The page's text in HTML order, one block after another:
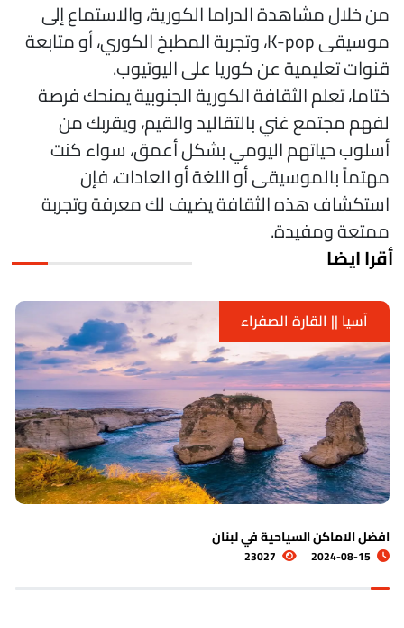
خلال مشاهدة الدراما الكورية، والاستماع إلى
موسيقى K-pop، وتجربة المطبخ الكوري، أو متابعة
تعليمية عن كوريا على اليوتيوب.
تعلم الثقافة الكورية الجنوبية يمنحك فرصة
مجتمع غني بالتقاليد والقيم، ويقربك من
حياتهم اليومي بشكل أعمق، سواء كنت
بالموسيقى أو اللغة أو العادات، فإن
هذه الثقافة يضيف لك معرفة وتجربة
ومفيدة.
ايضا
آسيا || القارة الصفراء
اشهر الاماكن السياحية في الكويت